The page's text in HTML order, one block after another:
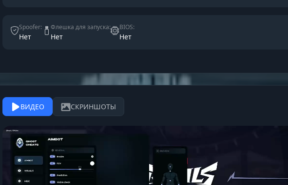
Spoofer:
Нет
Флешка для запуска:
Нет
BIOS:
Нет
ВИДЕО СКРИНШОТЫ